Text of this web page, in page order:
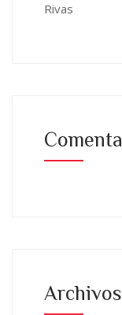
Rivas
Archivos